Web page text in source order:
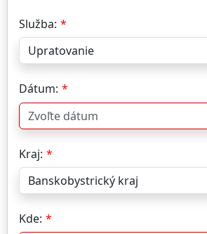
Služba:
Dátum:
Kraj:
Kde: